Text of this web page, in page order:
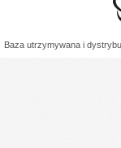
Baza utrzymywana i